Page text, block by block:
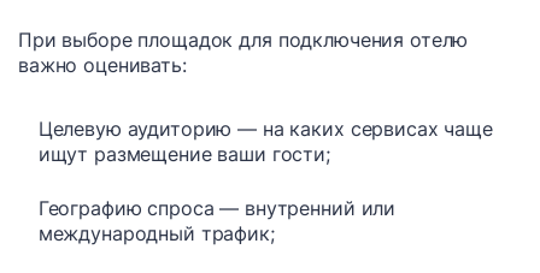
При выборе площадок для подключения отелю
важно оценивать:
Целевую аудиторию — на каких сервисах чаще
ищут размещение ваши гости;
Географию спроса — внутренний или
международный трафик;